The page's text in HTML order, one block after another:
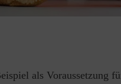
als Voraussetzung